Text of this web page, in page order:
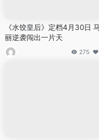
《水饺皇后》定档4月30日 马
丽逆袭闯出一片天
275